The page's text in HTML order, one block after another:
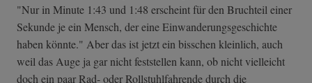
"Nur in Minute 1:43 und 1:48 erscheint für den Bruchteil einer
Sekunde je ein Mensch, der eine Einwanderungsgeschichte
haben könnte." Aber das ist jetzt ein bisschen kleinlich, auch
weil das Auge ja gar nicht feststellen kann, ob nicht vielleicht
doch ein paar Rad- oder Rollstuhlfahrende durch die